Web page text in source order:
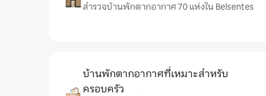
สำรวจบ้านพักตากอากาศ 70 แห่งใน Belsentes
บ้านพักตากอากาศที่เหมาะสำหรับ
ครอบครัว